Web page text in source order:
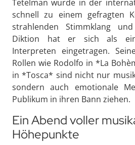
Tetelman wurde in der
schnell zu einem gefragten
strahlenden Stimmklang
Diktion hat er sich als
Interpreten eingetragen.
Rollen wie Rodolfo in *La
in *Tosca* sind nicht nur
sondern auch emotionale
Publikum in ihren Bann ziehen.
Ein Abend voller
Höhepunkte